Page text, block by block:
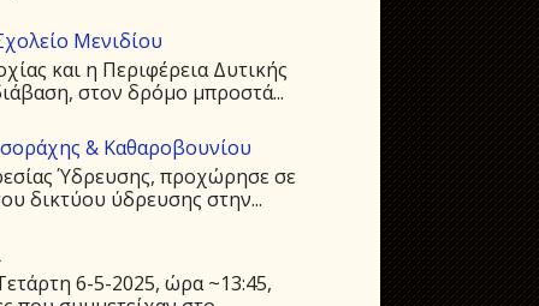
Μενιδίου
και η Περιφέρεια Δυτικής
στον δρόμο μπροστά...
& Καθαροβουνίου
Ύδρευσης, προχώρησε σε
δικτύου ύδρευσης στην...
6-5-2025, ώρα ~13:45,